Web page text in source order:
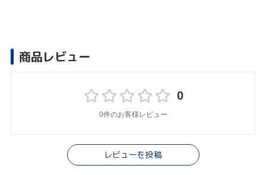
商品レビュー
0
0件のお客様レビュー
レビューを投稿